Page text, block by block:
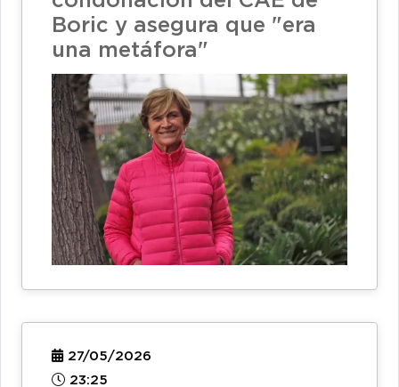
Boric y asegura que "era
una metáfora"
27/05/2026
23:25